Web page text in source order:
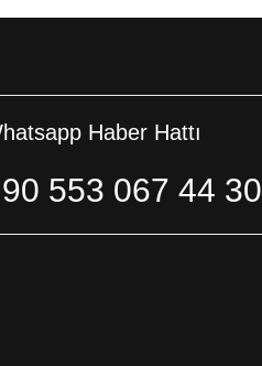
Haber Hattı
553 067 44 30